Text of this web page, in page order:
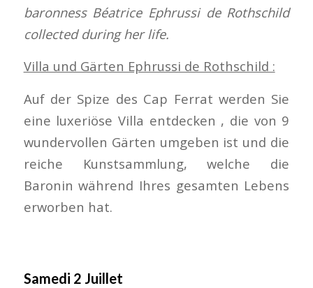
baronness Béatrice Ephrussi de Rothschild
collected during her life.
Villa und Gärten Ephrussi de Rothschild :
Auf der Spize des Cap Ferrat werden Sie
eine luxeriöse Villa entdecken , die von 9
wundervollen Gärten umgeben ist und die
reiche Kunstsammlung, welche die
Baronin während Ihres gesamten Lebens
erworben hat.
Samedi 2 Juillet